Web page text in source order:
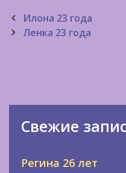
Post
navigation
Илона 23 года
Ленка 23 года
Свежие
Регина 26 лет